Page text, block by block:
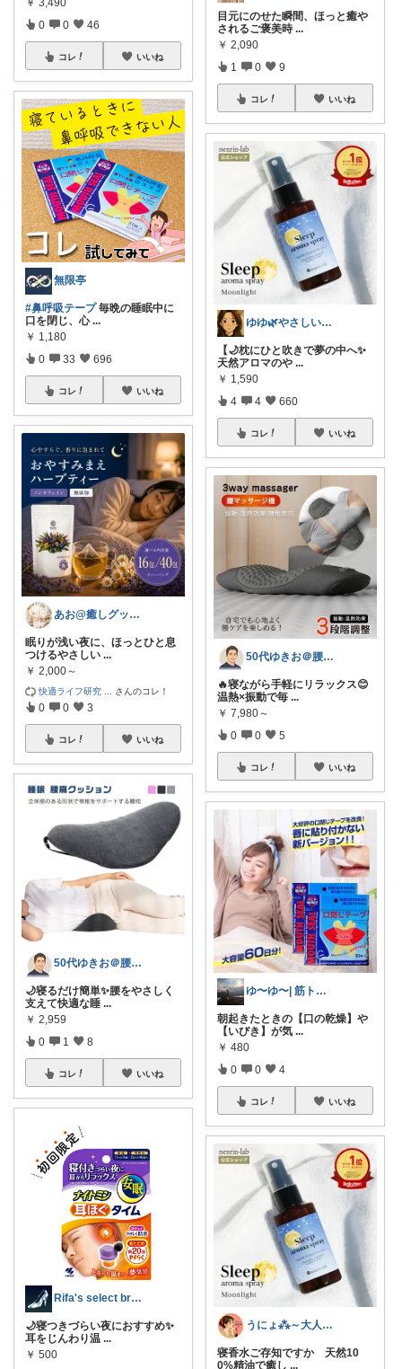
￥ 3,490
0 0 46
コレ いいね
無限亭
#鼻呼吸テープ毎晩の睡眠中に
口を閉じ、心 ...
￥ 1,180
0 33 696
コレ いいね
あお@癒しグッズの人
眠りが浅い夜に、ほっとひと息
つけるやさしい ...
￥ 2,000～
快適ライフ研究 さんのコレ！
0 0 3
コレ いいね
50代ゆきお＠腰痛対策・改善グッズ
🌙寝るだけ簡単✨腰をやさしく
支えて快適な睡 ...
￥ 2,959
0 1 8
コレ いいね
Rifa's select branch
🌙寝つきづらい夜におすすめ✨
耳をじんわり温 ...
￥ 500
目元にのせた瞬間、ほっと癒や
されるご褒美時 ...
￥ 2,090
1 0 9
コレ いいね
ゆゆ🌿やさしい暮らしROOM
【🌙枕にひと吹きで夢の中へ✨
天然アロマのや ...
￥ 1,590
4 4 660
コレ いいね
50代ゆきお＠腰痛対策・改善グッズ
🔥寝ながら手軽にリラックス😊
温熱×振動で毎 ...
￥ 7,980～
0 0 5
コレ いいね
ゆ〜ゆ〜| 筋トレと旅のゆるログ
朝起きたときの【口の乾燥】や
【いびき】が気 ...
￥ 480
0 0 4
コレ いいね
うにょ⁂～大人女子×美と健康を科学する～
寝香水ご存知ですか 天然10
0%精油で癒し ...